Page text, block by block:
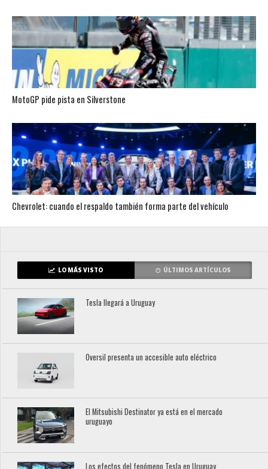
MotoGP pide pista en Silverstone
Chevrolet: cuando el respaldo también forma parte del vehículo
LO MÁS VISTO ÚLTIMOS ARTÍCULOS
Tesla llegará a Uruguay
Oversil presenta un accesible auto eléctrico
El Mitsubishi Destinator ya está en el mercado
uruguayo
Los efectos del fenómeno Tesla en Uruguay